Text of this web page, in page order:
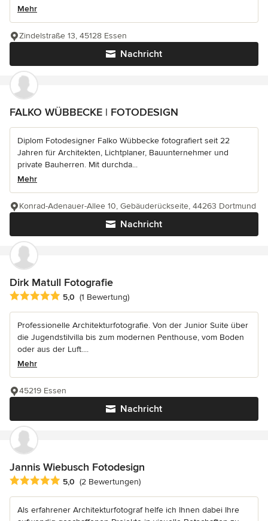
Mehr
Nachricht
Zindelstraße 13, 45128 Essen
FALKO WÜBBECKE | FOTODESIGN
Diplom Fotodesigner Falko Wübbecke fotografiert seit 22
Jahren für Architekten, Lichtplaner, Bauunternehmer und
private Bauherren. Mit durchda...
Mehr
Nachricht
Konrad-Adenauer-Allee 10, Gebäuderückseite, 44263 Dortmund
Dirk Matull Fotografie
Durchschnittliche Bewertung: 5 von 5 Sternen
5,0 (1 Bewertung)
Professionelle Architekturfotografie. Von der Junior Suite über
die Jugendstilvilla bis zum modernen Penthouse, vom Boden
oder aus der Luft....
Mehr
Nachricht
45219 Essen
Jannis Wiebusch Fotodesign
Durchschnittliche Bewertung: 5 von 5 Sternen
5,0 (2 Bewertungen)
Als erfahrener Architekturfotograf helfe ich Ihnen dabei Ihre